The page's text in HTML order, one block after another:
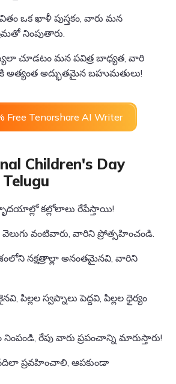
ఒక ఖాళీ పుస్తకం, వారు మన
నింపుతారు.
చూడటం మన పవిత్ర బాధ్యత, వారి
అత్యంత అద్భుతమైన బహుమతులు!
Free Tenorshare AI Writer
Children's Day
కల్లోలాలు రేపేస్తాయి!
వెలుగు వంటివారు, వారిని ప్రోత్సహించండి.
నక్షత్రాల్లా అనంతమైనవి, వారిని
పిల్లల స్వప్నాలు పెద్దవి, పిల్లల ధైర్యం
నింపండి, రేపు వారు ప్రపంచాన్ని మారుస్తారు!
ప్రవహించాలి, ఆపకుండా